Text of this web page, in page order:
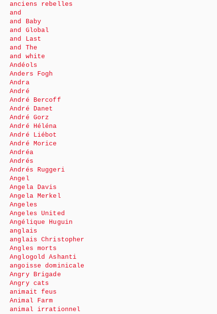
anciens rebelles
and
and Baby
and Global
and Last
and The
and white
Andéols
Anders Fogh
Andra
André
André Bercoff
André Danet
André Gorz
André Héléna
André Liébot
André Morice
Andréa
Andrés
Andrés Ruggeri
Angel
Angela Davis
Angela Merkel
Angeles
Angeles United
Angélique Huguin
anglais
anglais Christopher
Angles morts
Anglogold Ashanti
angoisse dominicale
Angry Brigade
Angry cats
animait feus
Animal Farm
animal irrationnel